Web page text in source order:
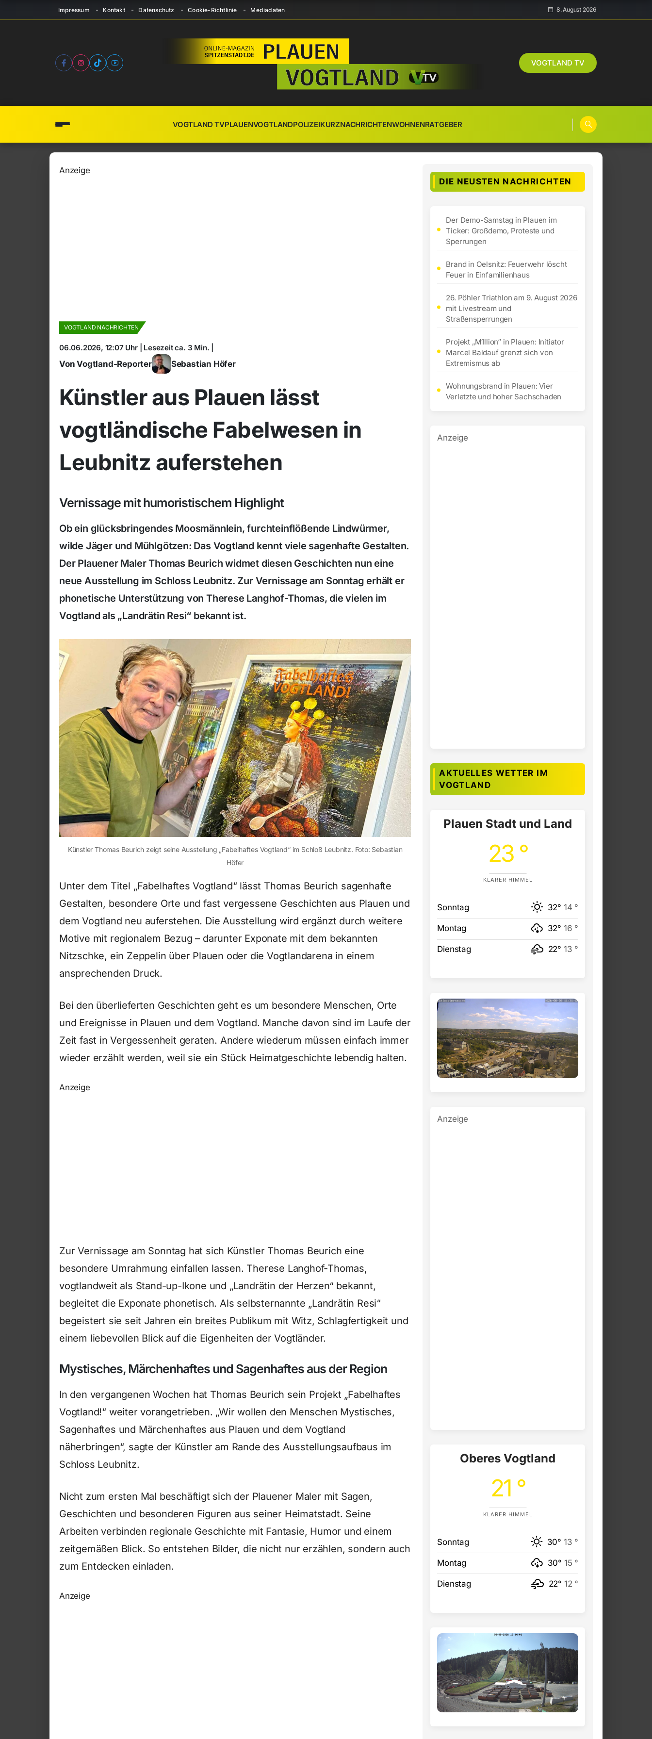
Impressum Kontakt Datenschutz Cookie-Richtlinie Mediadaten 8. August 2026
VOGTLAND TV
VOGTLAND TVPLAUENVOGTLANDPOLIZEIKURZNACHRICHTENWOHNENRATGEBER
Anzeige
VOGTLAND NACHRICHTEN
06.06.2026, 12:07 Uhr | Lesezeit ca. 3 Min. |
Von Vogtland-Reporter Sebastian Höfer
Künstler aus Plauen lässt
vogtländische Fabelwesen in
Leubnitz auferstehen
Vernissage mit humoristischem Highlight
Ob ein glücksbringendes Moosmännlein, furchteinflößende Lindwürmer,
wilde Jäger und Mühlgötzen: Das Vogtland kennt viele sagenhafte Gestalten.
Der Plauener Maler Thomas Beurich widmet diesen Geschichten nun eine
neue Ausstellung im Schloss Leubnitz. Zur Vernissage am Sonntag erhält er
phonetische Unterstützung von Therese Langhof-Thomas, die vielen im
Vogtland als „Landrätin Resi“ bekannt ist.
Künstler Thomas Beurich zeigt seine Ausstellung „Fabelhaftes Vogtland“ im Schloß Leubnitz. Foto: Sebastian
Höfer
Unter dem Titel „Fabelhaftes Vogtland“ lässt Thomas Beurich sagenhafte
Gestalten, besondere Orte und fast vergessene Geschichten aus Plauen und
dem Vogtland neu auferstehen. Die Ausstellung wird ergänzt durch weitere
Motive mit regionalem Bezug – darunter Exponate mit dem bekannten
Nitzschke, ein Zeppelin über Plauen oder die Vogtlandarena in einem
ansprechenden Druck.
Bei den überlieferten Geschichten geht es um besondere Menschen, Orte
und Ereignisse in Plauen und dem Vogtland. Manche davon sind im Laufe der
Zeit fast in Vergessenheit geraten. Andere wiederum müssen einfach immer
wieder erzählt werden, weil sie ein Stück Heimatgeschichte lebendig halten.
Anzeige
Zur Vernissage am Sonntag hat sich Künstler Thomas Beurich eine
besondere Umrahmung einfallen lassen. Therese Langhof-Thomas,
vogtlandweit als Stand-up-Ikone und „Landrätin der Herzen“ bekannt,
begleitet die Exponate phonetisch. Als selbsternannte „Landrätin Resi“
begeistert sie seit Jahren ein breites Publikum mit Witz, Schlagfertigkeit und
einem liebevollen Blick auf die Eigenheiten der Vogtländer.
Mystisches, Märchenhaftes und Sagenhaftes aus der Region
In den vergangenen Wochen hat Thomas Beurich sein Projekt „Fabelhaftes
Vogtland!“ weiter vorangetrieben. „Wir wollen den Menschen Mystisches,
Sagenhaftes und Märchenhaftes aus Plauen und dem Vogtland
näherbringen“, sagte der Künstler am Rande des Ausstellungsaufbaus im
Schloss Leubnitz.
Nicht zum ersten Mal beschäftigt sich der Plauener Maler mit Sagen,
Geschichten und besonderen Figuren aus seiner Heimatstadt. Seine
Arbeiten verbinden regionale Geschichte mit Fantasie, Humor und einem
zeitgemäßen Blick. So entstehen Bilder, die nicht nur erzählen, sondern auch
zum Entdecken einladen.
Anzeige
DIE NEUSTEN NACHRICHTEN
Der Demo-Samstag in Plauen im
Ticker: Großdemo, Proteste und
Sperrungen
Brand in Oelsnitz: Feuerwehr löscht
Feuer in Einfamilienhaus
26. Pöhler Triathlon am 9. August 2026
mit Livestream und
Straßensperrungen
Projekt „M1llion“ in Plauen: Initiator
Marcel Baldauf grenzt sich von
Extremismus ab
Wohnungsbrand in Plauen: Vier
Verletzte und hoher Sachschaden
Anzeige
AKTUELLES WETTER IM
VOGTLAND
Plauen Stadt und Land
23 °
KLARER HIMMEL
Sonntag 32° 14 °
Montag 32° 16 °
Dienstag 22° 13 °
Anzeige
Oberes Vogtland
21 °
KLARER HIMMEL
Sonntag 30° 13 °
Montag 30° 15 °
Dienstag 22° 12 °